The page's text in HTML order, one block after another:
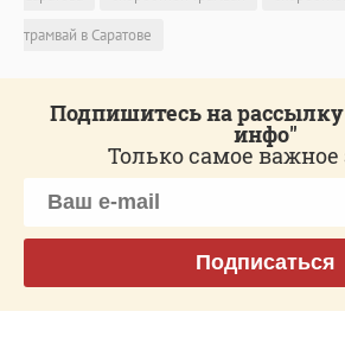
трамвай в Саратове
Подпишитесь на
инфо"
Только самое важное
Подписаться